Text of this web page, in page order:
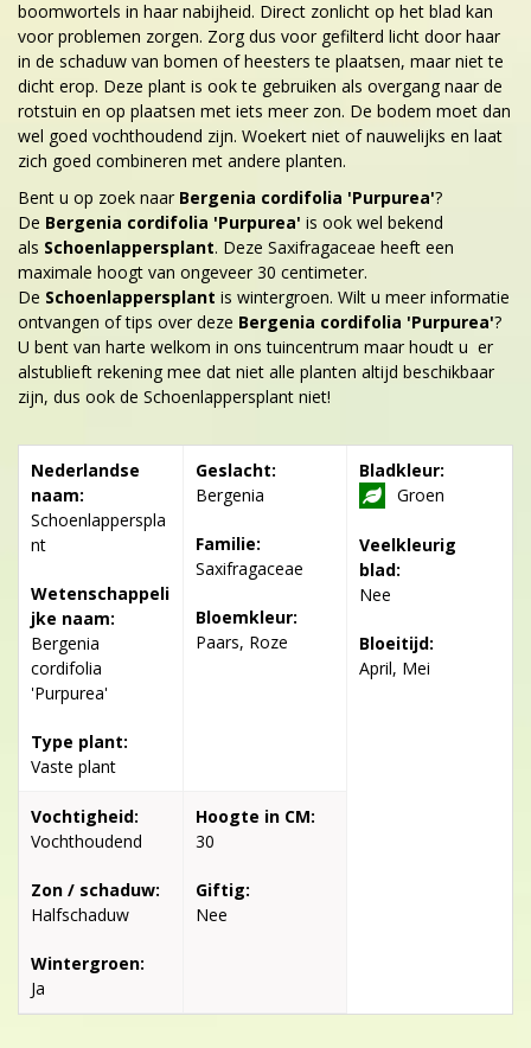
boomwortels in haar nabijheid. Direct zonlicht op het blad kan
voor problemen zorgen. Zorg dus voor gefilterd licht door haar
in de schaduw van bomen of heesters te plaatsen, maar niet te
dicht erop. Deze plant is ook te gebruiken als overgang naar de
rotstuin en op plaatsen met iets meer zon. De bodem moet dan
wel goed vochthoudend zijn. Woekert niet of nauwelijks en laat
zich goed combineren met andere planten.
Bent u op zoek naar Bergenia cordifolia 'Purpurea'?
De Bergenia cordifolia 'Purpurea' is ook wel bekend
als Schoenlappersplant. Deze Saxifragaceae heeft een
maximale hoogt van ongeveer 30 centimeter.
De Schoenlappersplant is wintergroen. Wilt u meer informatie
ontvangen of tips over deze Bergenia cordifolia 'Purpurea'?
U bent van harte welkom in ons tuincentrum maar houdt u er
alstublieft rekening mee dat niet alle planten altijd beschikbaar
zijn, dus ook de Schoenlappersplant niet!
Nederlandse
naam:
Schoenlapperspla
nt
Wetenschappeli
jke naam:
Bergenia
cordifolia
'Purpurea'
Type plant:
Vaste plant
Geslacht:
Bergenia
Familie:
Saxifragaceae
Bloemkleur:
Paars, Roze
Bladkleur:
Groen
Veelkleurig
blad:
Nee
Bloeitijd:
April, Mei
Vochtigheid:
Vochthoudend
Zon / schaduw:
Halfschaduw
Wintergroen:
Ja
Hoogte in CM:
30
Giftig:
Nee